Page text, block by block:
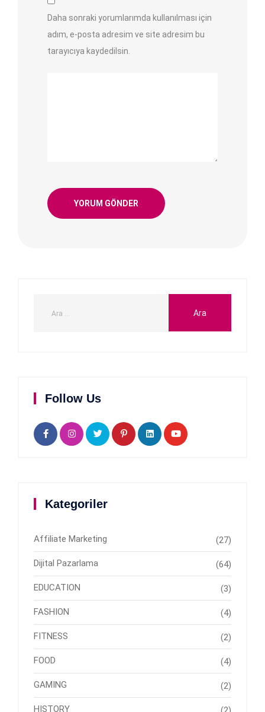
Daha sonraki yorumlarımda kullanılması için
adım, e-posta adresim ve site adresim bu
tarayıcıya kaydedilsin.
Follow Us
Kategoriler
Affiliate Marketing (27)
Dijital Pazarlama (64)
EDUCATION (3)
FASHION (4)
FITNESS (2)
FOOD (4)
GAMING (2)
HISTORY